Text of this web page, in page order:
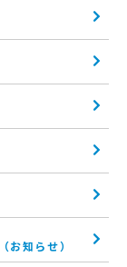
お知らせ）